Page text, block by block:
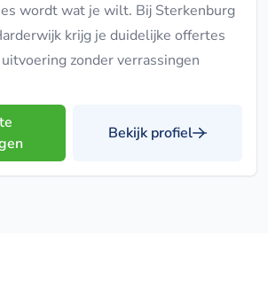
wordt wat je wilt. Bij Sterkenburg
krijg je duidelijke offertes
zonder verrassingen
Bekijk profiel